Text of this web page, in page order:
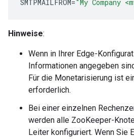
SMTPMAILFROM="My Company
Hinweise:
Wenn in Ihrer Edge-
Informationen angegeben
Für die Monetarisierung ist
erforderlich.
Bei einer einzelnen
werden alle ZooKeeper-
Leiter konfiguriert. Wenn Sie